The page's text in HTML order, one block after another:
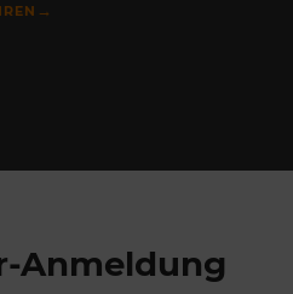
→
Anmeldung